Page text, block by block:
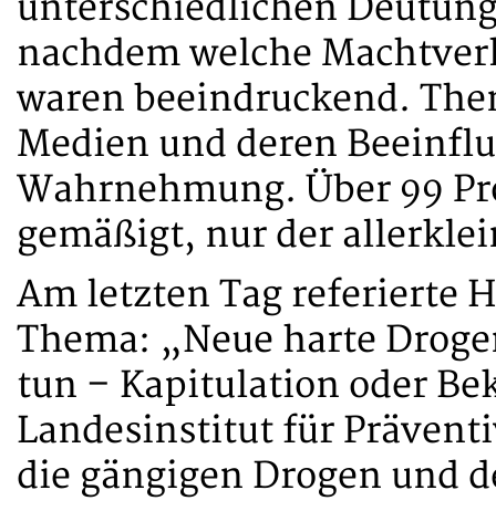
unterschiedlichen
nachdem welche
waren beeindruckend.
Medien und deren
Wahrnehmung. Über 99
gemäßigt, nur der
Am letzten Tag referierte
Thema: „Neue harte
tun – Kapitulation oder
Landesinstitut für
die gängigen Drogen und